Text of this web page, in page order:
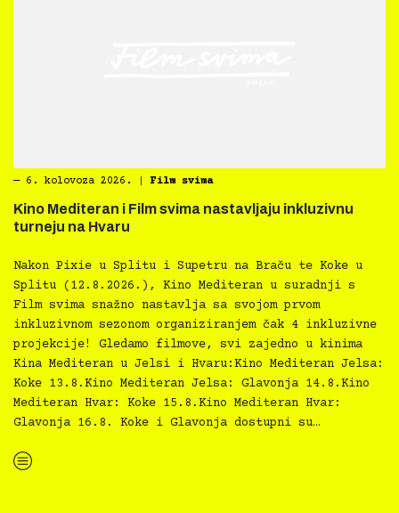
― 6. kolovoza 2026. Film svima
Kino Mediteran i Film svima nastavljaju inkluzivnu
turneju na Hvaru
Nakon Pixie u Splitu i Supetru na Braču te Koke u
Splitu (12.8.2026.), Kino Mediteran u suradnji s
Film svima snažno nastavlja sa svojom prvom
inkluzivnom sezonom organiziranjem čak 4 inkluzivne
projekcije! Gledamo filmove, svi zajedno u kinima
Kina Mediteran u Jelsi i Hvaru:Kino Mediteran Jelsa:
Koke 13.8.Kino Mediteran Jelsa: Glavonja 14.8.Kino
Mediteran Hvar: Koke 15.8.Kino Mediteran Hvar:
Glavonja 16.8. Koke i Glavonja dostupni su…
“Kino Mediteran i Film svima nastavljaju inkluzivnu turneju na Hvaru”